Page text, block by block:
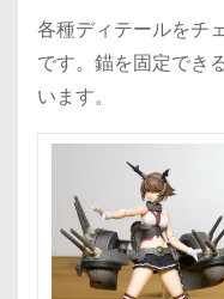
各種ディテールをチ
です。錨を固定でき
います。